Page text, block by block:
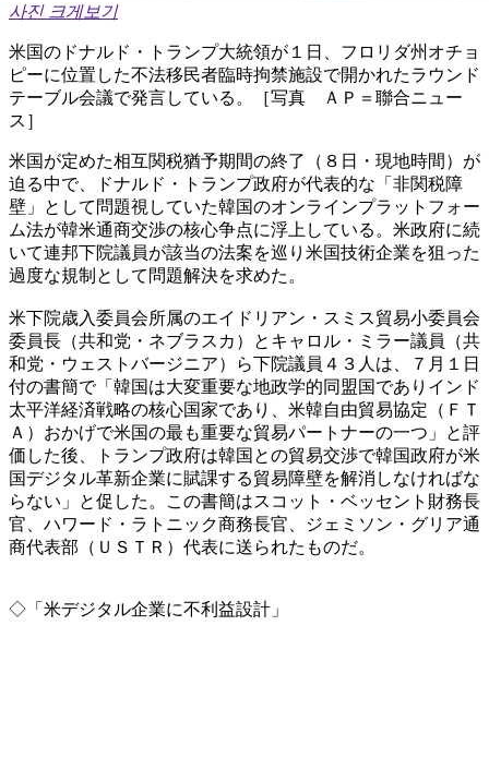
사진 크게보기
米国のドナルド・トランプ大統領が１日、フロリダ州オチョ
ピーに位置した不法移民者臨時拘禁施設で開かれたラウンド
テーブル会議で発言している。［写真 ＡＰ＝聯合ニュー
ス］
米国が定めた相互関税猶予期間の終了（８日・現地時間）が
迫る中で、ドナルド・トランプ政府が代表的な「非関税障
壁」として問題視していた韓国のオンラインプラットフォー
ム法が韓米通商交渉の核心争点に浮上している。米政府に続
いて連邦下院議員が該当の法案を巡り米国技術企業を狙った
過度な規制として問題解決を求めた。
米下院歳入委員会所属のエイドリアン・スミス貿易小委員会
委員長（共和党・ネブラスカ）とキャロル・ミラー議員（共
和党・ウェストバージニア）ら下院議員４３人は、７月１日
付の書簡で「韓国は大変重要な地政学的同盟国でありインド
太平洋経済戦略の核心国家であり、米韓自由貿易協定（ＦＴ
Ａ）おかげで米国の最も重要な貿易パートナーの一つ」と評
価した後、トランプ政府は韓国との貿易交渉で韓国政府が米
国デジタル革新企業に賦課する貿易障壁を解消しなければな
らない」と促した。この書簡はスコット・ベッセント財務長
官、ハワード・ラトニック商務長官、ジェミソン・グリア通
商代表部（ＵＳＴＲ）代表に送られたものだ。
◇「米デジタル企業に不利益設計」